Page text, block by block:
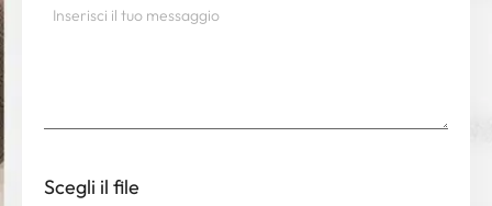
Scegli il file